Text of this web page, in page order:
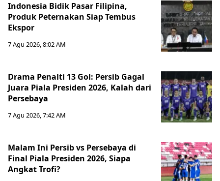
Indonesia Bidik Pasar Filipina,
Produk Peternakan Siap Tembus
Ekspor
7 Agu 2026, 8:02 AM
Drama Penalti 13 Gol: Persib Gagal
Juara Piala Presiden 2026, Kalah dari
Persebaya
7 Agu 2026, 7:42 AM
Malam Ini Persib vs Persebaya di
Final Piala Presiden 2026, Siapa
Angkat Trofi?